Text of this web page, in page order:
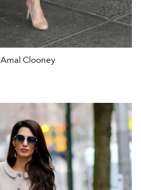
Amal Clooney